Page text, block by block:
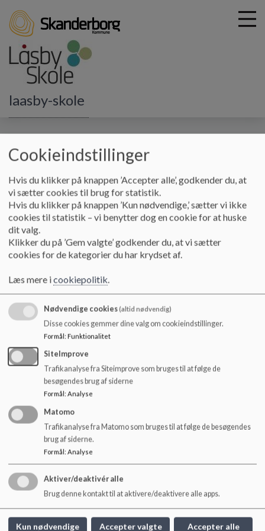
i
d
laasby-skole
Specialtilbud Autisme
Gode links
Landsforeningen Autisme - Landsforeningen Autisme
(autismeforening.dk)
Landsforeningen Autisme - Kreds Østjylland -
Landsforeningen Autisme|Kreds Østjylland
ADHD - ADHD-foreningen
Forside - Autismeplatform
Picto Selector,
Med Picto Selector kan du gratis fremstille grafiske
materialer, der støtter kommunikation og struktur. Picto
Selector er et godt alternativ til Boardmaker.
Cookieindstillinger
Hvis du klikker på knappen ’Accepter alle’, godkender du, at
vi sætter cookies til brug for statistik.
Hvis du klikker på knappen ’Kun nødvendige,’ sætter vi ikke
cookies til statistik – vi benytter dog en cookie for at huske
dit valg.
Klikker du på ’Gem valgte’ godkender du, at vi sætter
cookies for de kategorier du har krydset af.
Læs mere icookiepolitik.
Nødvendige cookies(altid nødvendig)
Disse cookies gemmer dine valg om cookieindstillinger.
Formål: Funktionalitet
SiteImprove
Trafikanalyse fra Siteimprove som bruges til at følge de
besøgendes brug af siderne
Formål : Analyse
Matomo
Trafikanalyse fra Matomo som bruges til at følge de besøgendes
brug af siderne.
Formål: Analyse
Aktiver/deaktivér alle
Brug denne kontakt til at aktivere/deaktivere alle apps.
Kun nødvendige Accepter valgte Accepter alle